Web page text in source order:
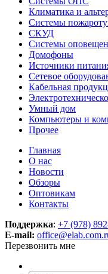
Климатика и
Системы
СКУД
Системы
Домофоны
Источники
Сетевое
Кабельная
Умный дом
Компьютеры и
Прочее
Главная
О нас
Новости
Обзоры
Оптовикам
Контакты
Поддержка: +7 (978)
E-mail:
Перезвонить мне